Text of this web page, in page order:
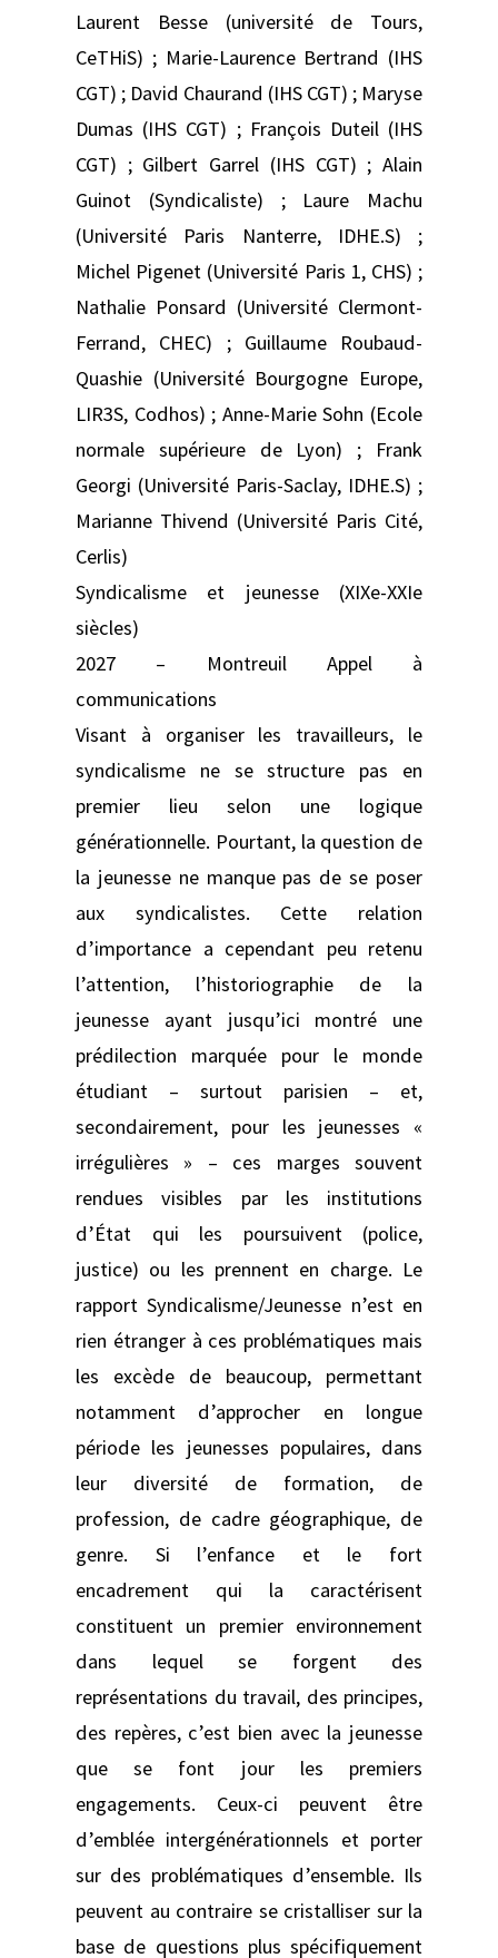
Laurent Besse (université de Tours,
CeTHiS) ; Marie-Laurence Bertrand (IHS
CGT) ; David Chaurand (IHS CGT) ; Maryse
Dumas (IHS CGT) ; François Duteil (IHS
CGT) ; Gilbert Garrel (IHS CGT) ; Alain
Guinot (Syndicaliste) ; Laure Machu
(Université Paris Nanterre, IDHE.S) ;
Michel Pigenet (Université Paris 1, CHS) ;
Nathalie Ponsard (Université Clermont-
Ferrand, CHEC) ; Guillaume Roubaud-
Quashie (Université Bourgogne Europe,
LIR3S, Codhos) ; Anne-Marie Sohn (Ecole
normale supérieure de Lyon) ; Frank
Georgi (Université Paris-Saclay, IDHE.S) ;
Marianne Thivend (Université Paris Cité,
Cerlis)
Syndicalisme et jeunesse (XIXe-XXIe
siècles)
2027 – Montreuil Appel à
communications
Visant à organiser les travailleurs, le
syndicalisme ne se structure pas en
premier lieu selon une logique
générationnelle. Pourtant, la question de
la jeunesse ne manque pas de se poser
aux syndicalistes. Cette relation
d’importance a cependant peu retenu
l’attention, l’historiographie de la
jeunesse ayant jusqu’ici montré une
prédilection marquée pour le monde
étudiant – surtout parisien – et,
secondairement, pour les jeunesses «
irrégulières » – ces marges souvent
rendues visibles par les institutions
d’État qui les poursuivent (police,
justice) ou les prennent en charge. Le
rapport Syndicalisme/Jeunesse n’est en
rien étranger à ces problématiques mais
les excède de beaucoup, permettant
notamment d’approcher en longue
période les jeunesses populaires, dans
leur diversité de formation, de
profession, de cadre géographique, de
genre. Si l’enfance et le fort
encadrement qui la caractérisent
constituent un premier environnement
dans lequel se forgent des
représentations du travail, des principes,
des repères, c’est bien avec la jeunesse
que se font jour les premiers
engagements. Ceux-ci peuvent être
d’emblée intergénérationnels et porter
sur des problématiques d’ensemble. Ils
peuvent au contraire se cristalliser sur la
base de questions plus spécifiquement